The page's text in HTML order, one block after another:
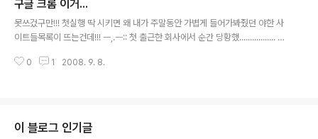
구글 크롬 이거...
못쓰겄구만!!! 첫실행 딱 시키면 왜 내가 주말동안 가볍게 들어가봐줬던 야한 사
이트들목록이 뜨는건데!!! ㅡ,.ㅡ:: 첫 출근한 회사에서 순간 당황했................. 니
0 1 2008. 9. 8.
이 블로그 인기글